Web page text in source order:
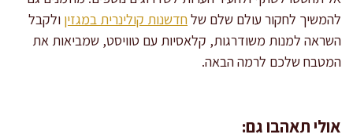
להמשיך לחקור עולם שלם של חדשנות קולינרית במגזין ולקבל
השראה למנות משודרגות, קלאסיות עם טוויסט, שמביאות את
המטבח שלכם לרמה הבאה.
אולי תאהבו גם: